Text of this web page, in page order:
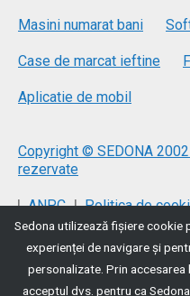
Masini numarat bani
Case de marcat ieftine
Aplicatie de mobil
Copyright © SEDONA
rezervate
| ANPC | Politica de
Politica de protecție a
Sedona utilizează fişiere cookie
experienței de navigare și
personalizate. Prin accesarea
acceptul dvs. pentru ca